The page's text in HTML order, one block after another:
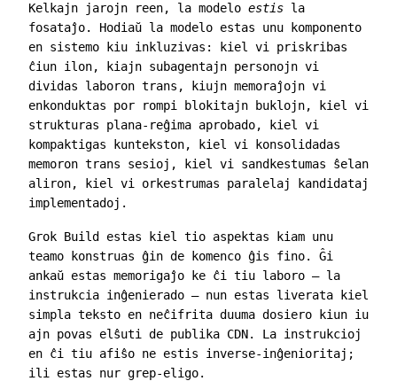
Kelkajn jarojn reen, la modelo estis la
fosataĵo. Hodiaŭ la modelo estas unu komponento
en sistemo kiu inkluzivas: kiel vi priskribas
ĉiun ilon, kiajn subagentajn personojn vi
dividas laboron trans, kiujn memoraĵojn vi
enkonduktas por rompi blokitajn buklojn, kiel vi
strukturas plana-reĝima aprobado, kiel vi
kompaktigas kuntekston, kiel vi konsolidadas
memoron trans sesioj, kiel vi sandkestumas ŝelan
aliron, kiel vi orkestrumas paralelaj kandidataj
implementadoj.
Grok Build estas kiel tio aspektas kiam unu
teamo konstruas ĝin de komenco ĝis fino. Ĝi
ankaŭ estas memorigaĵo ke ĉi tiu laboro — la
instrukcia inĝenierado — nun estas liverata kiel
simpla teksto en neĉifrita duuma dosiero kiun iu
ajn povas elŝuti de publika CDN. La instrukcioj
en ĉi tiu afiŝo ne estis inverse-inĝenioritaj;
ili estas nur grep-eligo.